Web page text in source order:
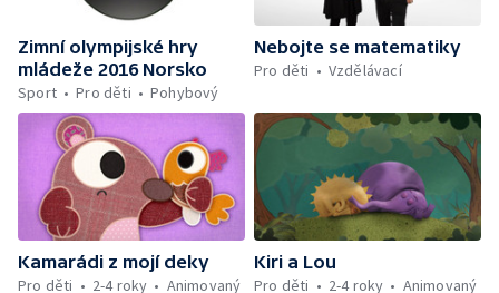
Zimní olympijské hry
mládeže 2016 Norsko
Sport
Pro děti Pohybový
Nebojte se matematiky
Pro děti
Vzdělávací
Kamarádi z mojí deky
Pro děti
2-4 roky Animovaný
Kiri a Lou
Pro děti
2-4 roky Animovaný